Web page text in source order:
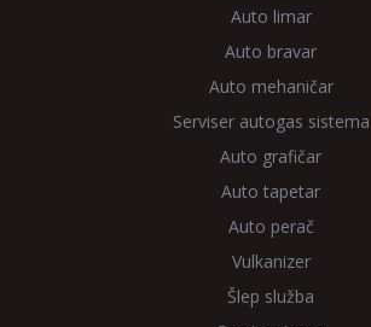
Auto limar
Auto bravar
Auto mehaničar
Serviser autogas sistema
Auto grafičar
Auto tapetar
Auto perač
Vulkanizer
Šlep služba